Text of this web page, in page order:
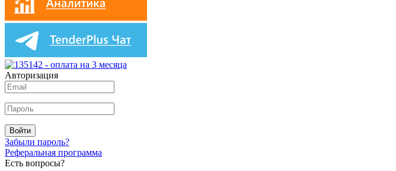
Авторизация
Войти
Забыли пароль?
Реферальная программа
Есть вопросы?